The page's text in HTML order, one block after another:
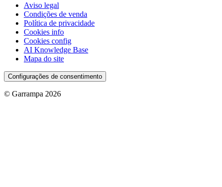
Aviso legal
Condições de venda
Política de privacidade
Cookies info
Cookies config
AI Knowledge Base
Mapa do site
Configurações de consentimento
© Garrampa 2026